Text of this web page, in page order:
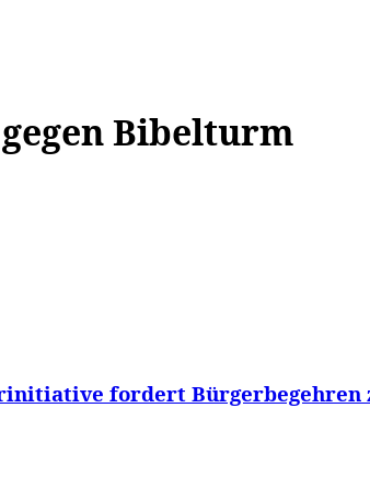
Bibelturm
fordert Bürgerbegehren